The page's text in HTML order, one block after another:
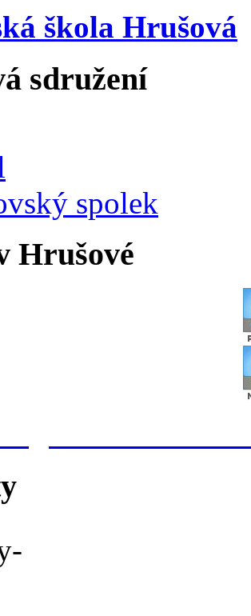
škola Hrušová
sdružení
spolek
Hrušové